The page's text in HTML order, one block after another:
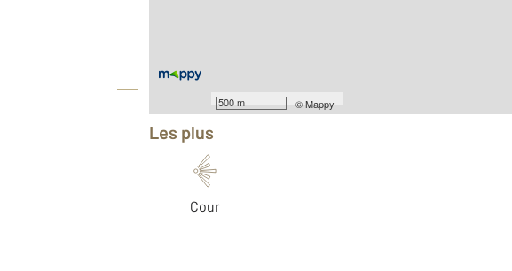
500 m ©Mappy
Les plus
Cour